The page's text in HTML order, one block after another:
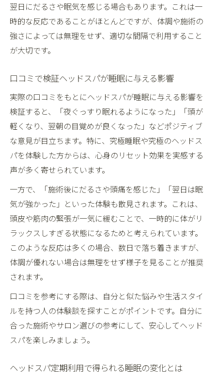
翌日にだるさや眠気を感じる場合もあります。これは一
時的な反応であることがほとんどですが、体調や施術の
強さによっては無理をせず、適切な間隔で利用すること
が大切です。
口コミで検証ヘッドスパが睡眠に与える影響
実際の口コミをもとにヘッドスパが睡眠に与える影響を
検証すると、「夜ぐっすり眠れるようになった」「頭が
軽くなり、翌朝の目覚めが良くなった」などポジティブ
な意見が目立ちます。特に、究極睡眠や究極のヘッドス
パを体験した方からは、心身のリセット効果を実感する
声が多く寄せられています。
一方で、「施術後にだるさや頭痛を感じた」「翌日は眠
気が強かった」といった体験も散見されます。これは、
頭皮や筋肉の緊張が一気に緩むことで、一時的に体がリ
ラックスしすぎる状態になるためと考えられています。
このような反応は多くの場合、数日で落ち着きますが、
体調が優れない場合は無理をせず様子を見ることが推奨
されます。
口コミを参考にする際は、自分と似た悩みや生活スタイ
ルを持つ人の体験談を探すことがポイントです。自分に
合った施術やサロン選びの参考にして、安心してヘッド
スパを楽しみましょう。
ヘッドスパ定期利用で得られる睡眠の変化とは